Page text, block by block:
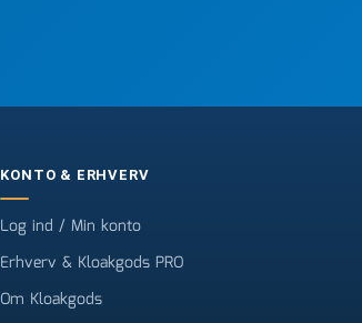
KONTO & ERHVERV
Log ind / Min konto
Erhverv & Kloakgods PRO
Om Kloakgods